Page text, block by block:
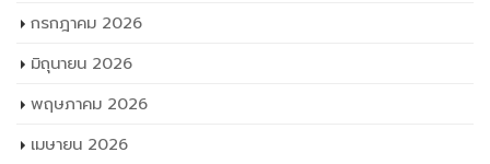
กรกฎาคม 2026
มิถุนายน 2026
พฤษภาคม 2026
เมษายน 2026